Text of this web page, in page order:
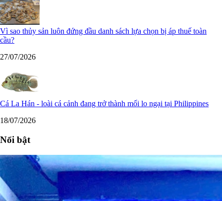
Vì sao thủy sản luôn đứng đầu danh sách lựa chọn bị áp thuế toàn
cầu?
27/07/2026
Cá La Hán - loài cá cảnh đang trở thành mối lo ngại tại Philippines
18/07/2026
Nổi bật